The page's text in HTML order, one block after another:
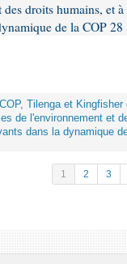
droits humains, et
de la COP 28
Tilenga et
de l'environnement et
dans la dynamique
1 2 3